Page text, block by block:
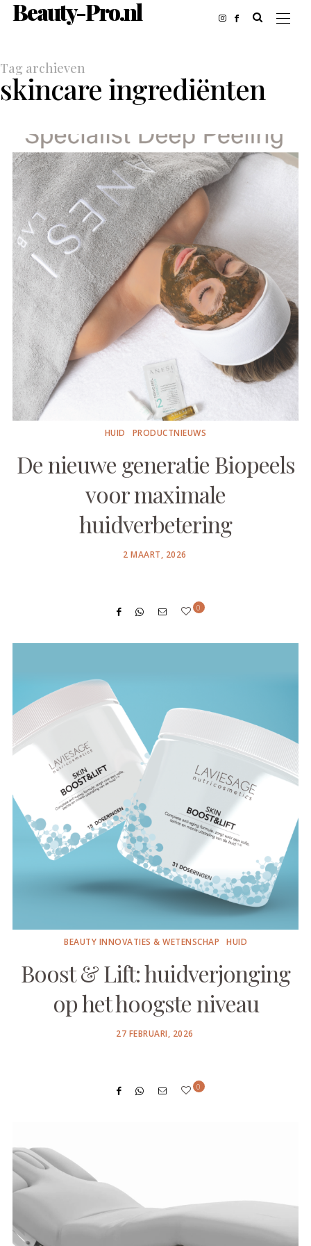
Beauty-Pro.nl
Tag archieven
skincare ingrediënten
HUID PRODUCTNIEUWS
De nieuwe generatie Biopeels
voor maximale
huidverbetering
POSTED
2 MAART, 2026
0
BEAUTY INNOVATIES & WETENSCHAP HUID
Boost & Lift: huidverjonging
op het hoogste niveau
POSTED
27 FEBRUARI, 2026
0